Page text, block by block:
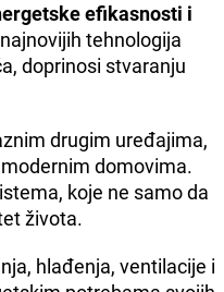
efikasnosti i
tehnologija
doprinosi stvaranju
drugim uređajima,
domovima.
koje ne samo da
života.
hlađenja, ventilacije i